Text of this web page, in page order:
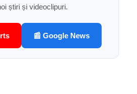
știri și videoclipuri.
📰 Google News